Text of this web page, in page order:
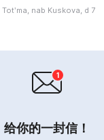
nab Kuskova, d 7
给你的一封信！